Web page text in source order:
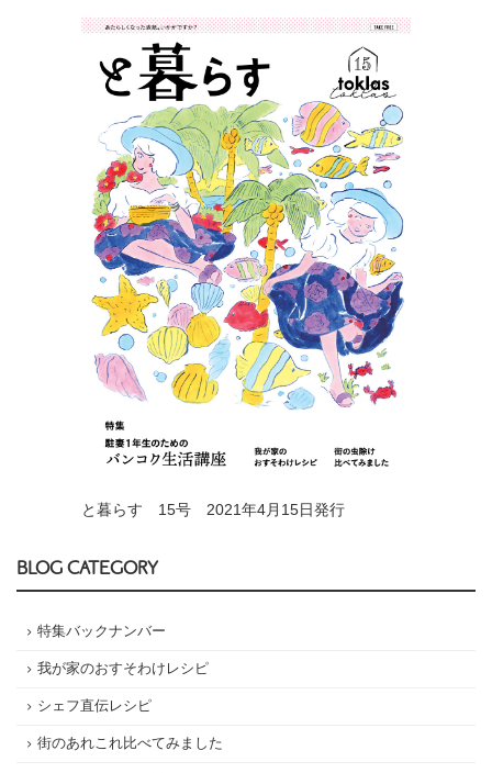
と暮らす 15号 2021年4月15日発行
BLOG CATEGORY
特集バックナンバー
我が家のおすそわけレシピ
シェフ直伝レシピ
街のあれこれ比べてみました